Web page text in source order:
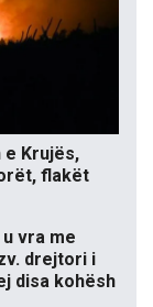
e Krujës,
flakët
vra me
drejtori i
disa kohësh